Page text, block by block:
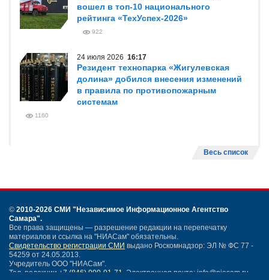
вошел в топ-10 национального
рейтинга «ТехУспех-2026»
922
24 июля 2026 16:17
Резидент технопарка «Жигулевская
долина» добился внесения изменений
в правила по противопожарным
системам
1160
Весь список
© 2010-2026 СМИ "Независимое Информационное Агентство
Самара".
Все права защищены — разрешение редакции на перепечатку
материалов и ссылка на "НИАСам" обязательны.
Свидетельство регистрации СМИ выдано Роскомнадзор: ЭЛ № ФС 77 -
54259 от 24.05.2013.
Учредитель ООО "НИАСам".
Тел. редакции +7 (846) 990-91-71. Электронная почта: info@niasam.ru